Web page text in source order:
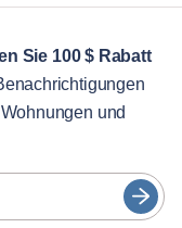
Sie 100 $ Rabatt
und